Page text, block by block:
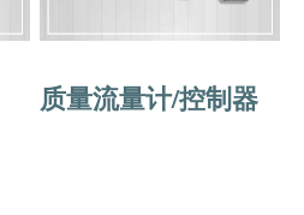
质量流量计/控制器